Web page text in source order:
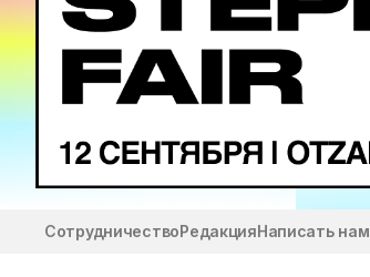
СотрудничествоРедакцияНаписать нам